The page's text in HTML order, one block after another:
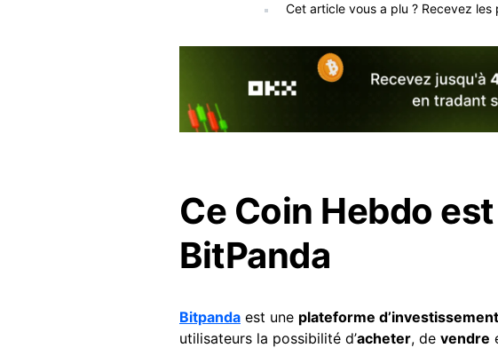
Cet article vous a plu ? Recevez les
Ce Coin Hebdo
BitPanda
Bitpanda est une plateforme
utilisateurs la possibilité d’acheter, de vendre